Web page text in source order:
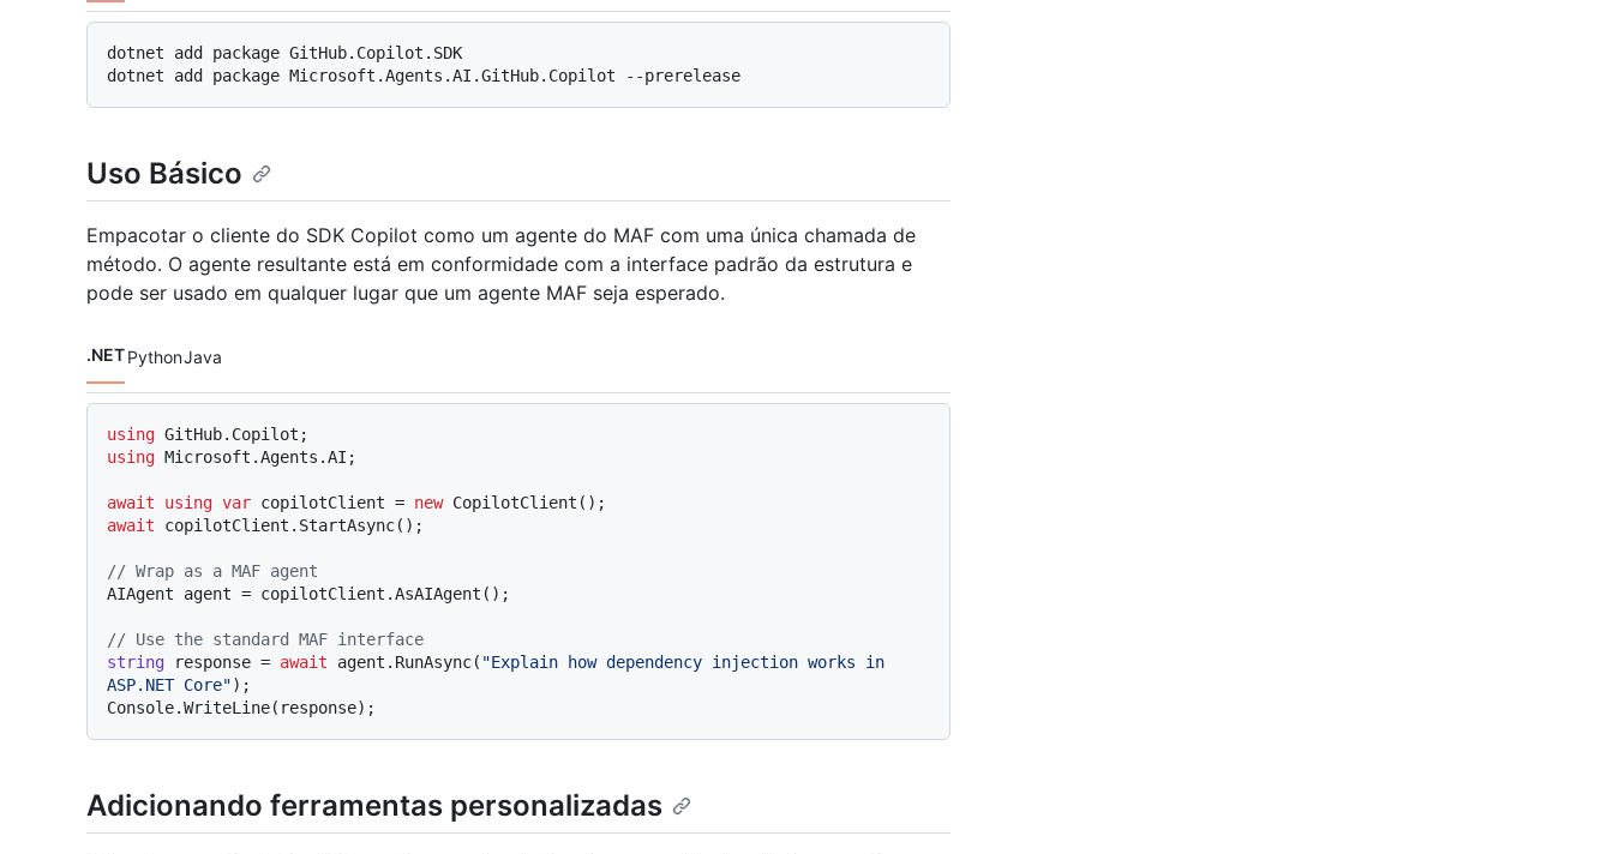
Idiomas de código navigation
dotnet add package GitHub.Copilot.SDK
Uso Básico
Empacotar o cliente do SDK Copilot como um agente do MAF com uma única chamada de
método. O agente resultante está em conformidade com a interface padrão da estrutura e
pode ser usado em qualquer lugar que um agente MAF seja esperado.
Idiomas de código navigation
.NETPythonJava
using
using Microsoft.Agents.AI;
await using var copilotClient = new
await copilotClient.StartAsync();
// Wrap as a MAF agent
AIAgent agent = copilotClient.AsAIAgent();
// Use the standard MAF interface
string response = await agent.RunAsync( "Explain how dependency injection works in
ASP.NET Core");
Adicionando ferramentas personalizadas